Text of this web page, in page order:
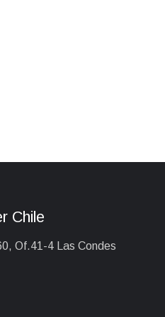
Chile
Of.41-4 Las Condes